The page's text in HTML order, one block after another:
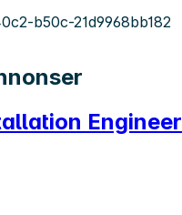
b50c-21d9968bb182
Engineer